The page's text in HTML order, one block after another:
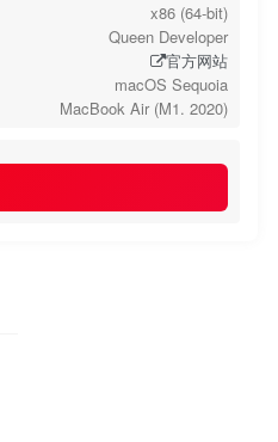
x86 (64-bit)
Queen Developer
官方网站
macOS Sequoia
MacBook Air (M1. 2020)